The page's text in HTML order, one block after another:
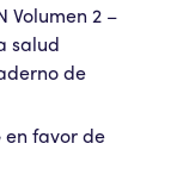
Volumen 2 –
salud
de
favor de